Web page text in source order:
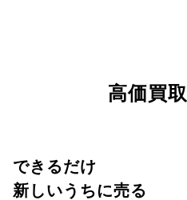
高価買
できるだけ
新しいうちに売る